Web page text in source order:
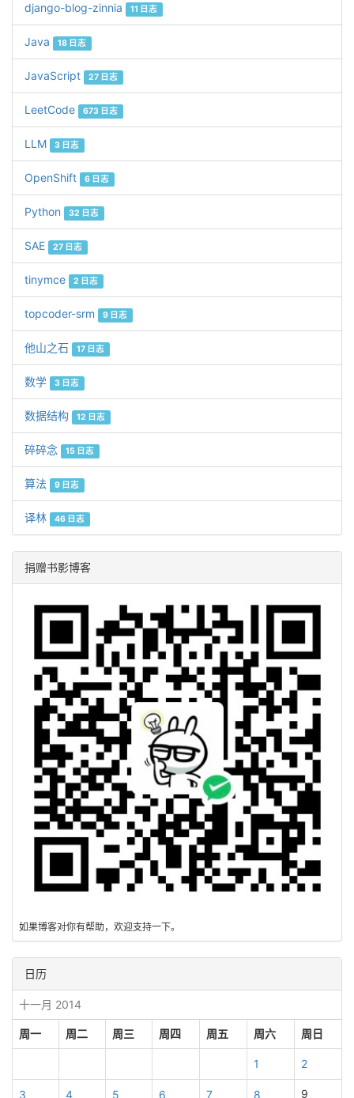
django-blog-zinnia 11 日志
Java 18 日志
JavaScript 27 日志
LeetCode 673 日志
LLM 3 日志
OpenShift 6 日志
Python 32 日志
SAE 27 日志
tinymce 2 日志
topcoder-srm 9 日志
他山之石 17 日志
数学 3 日志
数据结构 12 日志
碎碎念 15 日志
算法 9 日志
译林 46 日志
捐赠书影博客
如果博客对你有帮助，欢迎支持一下。
日历
十一月 2014
周一 周二 周三 周四 周五 周六 周日
1 2
3 4 5 6 7 8 9